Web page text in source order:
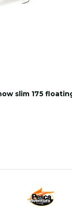
slim 175